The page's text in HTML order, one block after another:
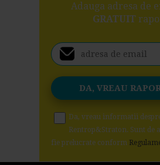
Adauga adresa de
GRATUIT
Da, vreau informatii
Rentrop&Straton. Sunt de
fie prelucrate conform